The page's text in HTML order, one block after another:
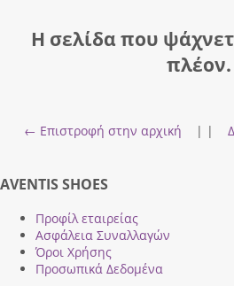
Η σελίδα που
πλέον.
← Επιστροφή στην αρχική | |
AVENTIS SHOES
Προφίλ εταιρείας
Ασφάλεια Συναλλαγών
Όροι Χρήσης
Προσωπικά Δεδομένα